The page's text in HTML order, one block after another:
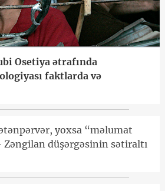
Osetiya ətrafında
faktlarda və
yoxsa “məlumat
Zəngilan düşərgəsinin sətiraltı